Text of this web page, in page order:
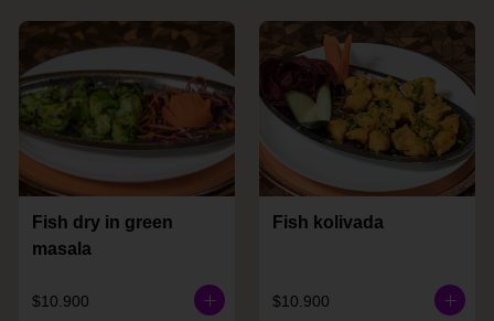
Fish dry in green
masala
$10.900
Fish kolivada
$10.900